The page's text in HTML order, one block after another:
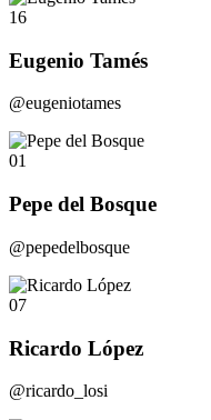
16
Eugenio Tamés
@eugeniotames
01
Pepe del Bosque
@pepedelbosque
07
Ricardo López
@ricardo_losi